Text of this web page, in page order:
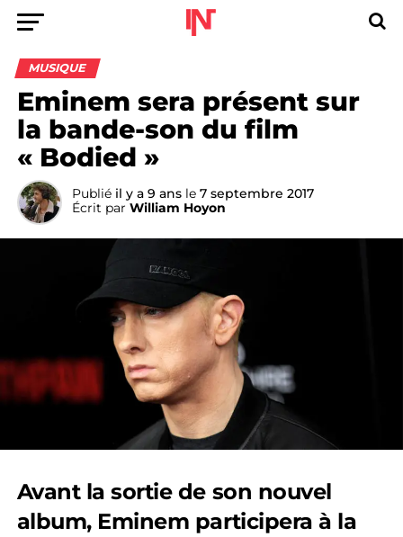
MUSIQUE
Eminem sera présent sur
la bande-son du film
« Bodied »
Publié il y a 9 ans le 7 septembre 2017
Écrit par William Hoyon
Avant la sortie de son nouvel
album, Eminem participera à la